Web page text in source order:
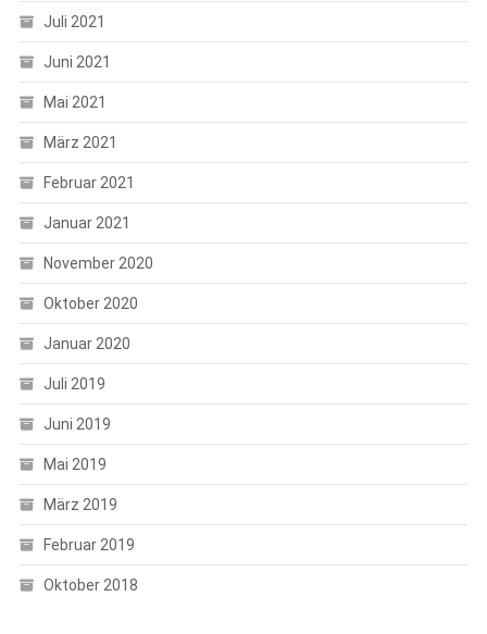
Juli 2021
Juni 2021
Mai 2021
März 2021
Februar 2021
Januar 2021
November 2020
Oktober 2020
Januar 2020
Juli 2019
Juni 2019
Mai 2019
März 2019
Februar 2019
Oktober 2018